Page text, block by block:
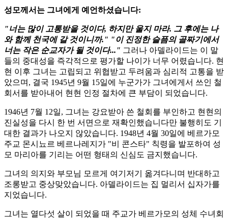
성모께서는 그녀에게 예언하셨습니다:
"너는 많이 고통받을 것이다, 하지만 울지 마라. 그 후에는 나
와 함께 천국에 갈 것이니까." "이 진정한 슬픔의 골짜기에서
너는 작은 순교자가 될 것이다..." 그러나 아델라이드는 이 말
들의 중대성을 즉각적으로 평가할 나이가 너무 어렸습니다. 현
현 이후 그녀는 고립되고 위협받고 두려움과 심리적 고통을 받
았으며, 결국 1945년 9월 15일에 누군가가 그녀에게서 쓰인 철
회서를 받아내어 현현 인정 절차에 큰 부담이 되었습니다.
1946년 7월 12일, 그녀는 강요받아 쓴 철회를 부인하고 현현의
진실성을 다시 한 번 서면으로 재확인했습니다만 불행히도 기
대한 결과가 나오지 않았습니다. 1948년 4월 30일에 베르가모
주교 몬시뇨르 베르나레지가 "비 콘스타" 칙령을 발포하여 성
모 마리아를 기리는 어떤 형태의 신심도 금지했습니다.
그녀의 의지와 부모님 모르게 여기저기 옮겨다니며 반대하고
조롱받고 중상맞았습니다. 아델라이드는 집 멀리서 십자가를
지었습니다.
그녀는 열다섯 살이 되었을 때 주교가 베르가모의 성체 수녀회